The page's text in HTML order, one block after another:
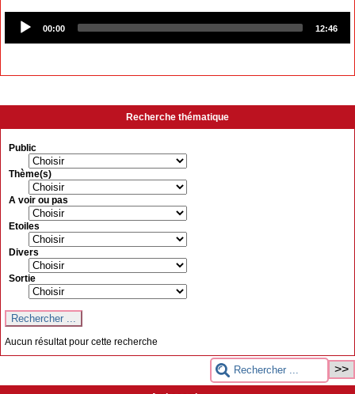
00:00 12:46
Recherche thématique
Public
Thème(s)
A voir ou pas
Etoiles
Divers
Sortie
Aucun résultat pour cette recherche